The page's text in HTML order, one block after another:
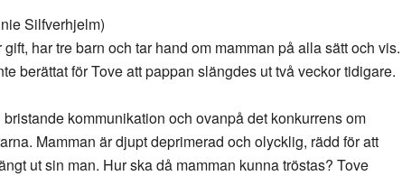
Silfverhjelm)
har tre barn och tar hand om mamman på alla sätt och vis.
berättat för Tove att pappan slängdes ut två veckor tidigare.
kommunikation och ovanpå det konkurrens om
Mamman är djupt deprimerad och olycklig, rädd för att
ut sin man. Hur ska då mamman kunna tröstas? Tove